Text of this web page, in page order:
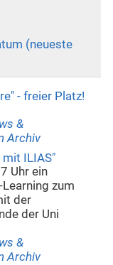
(neueste
- freier Platz!
&
Archiv
mit ILIAS"
Uhr ein
zum
der
der Uni
&
Archiv